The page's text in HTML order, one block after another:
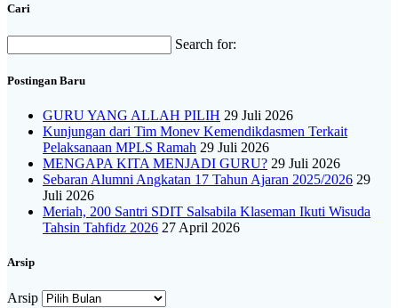
Cari
Search for:
Postingan Baru
GURU YANG ALLAH PILIH 29 Juli 2026
Kunjungan dari Tim Monev Kemendikdasmen Terkait
Pelaksanaan MPLS Ramah 29 Juli 2026
MENGAPA KITA MENJADI GURU? 29 Juli 2026
Sebaran Alumni Angkatan 17 Tahun Ajaran 2025/2026 29
Juli 2026
Meriah, 200 Santri SDIT Salsabila Klaseman Ikuti Wisuda
Tahsin Tahfidz 2026 27 April 2026
Arsip
Arsip